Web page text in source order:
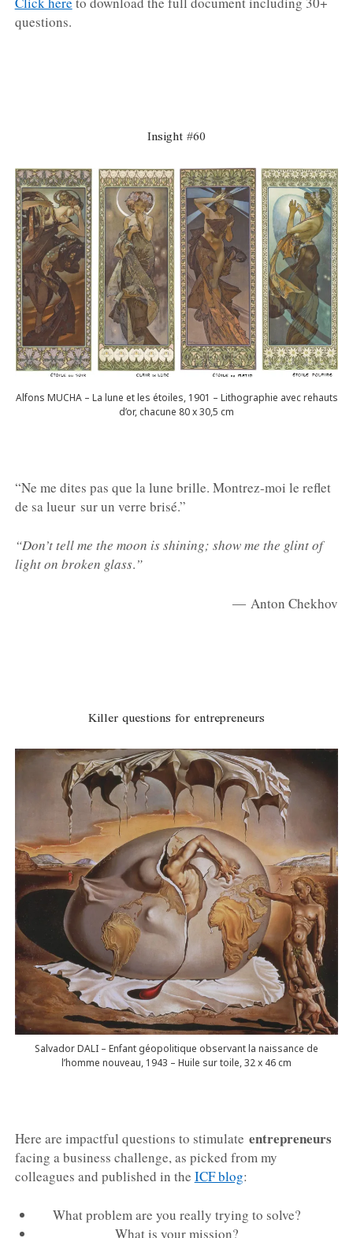
questions.
Insight #60
Alfons MUCHA – La lune et les étoiles, 1901 – Lithographie avec rehauts
d’or, chacune 80 x 30,5 cm
“Ne me dites pas que la lune brille. Montrez-moi le reflet
de sa lueur sur un verre brisé.”
“Don’t tell me the moon is shining; show me the glint of
light on broken glass.”
― Anton Chekhov
Killer questions for entrepreneurs
Salvador DALI – Enfant géopolitique observant la naissance de
l’homme nouveau, 1943 – Huile sur toile, 32 x 46 cm
Here are impactful questions to stimulate entrepreneurs
facing a business challenge, as picked from my
colleagues and published in the ICF blog:
What problem are you really trying to solve?
What is your mission?